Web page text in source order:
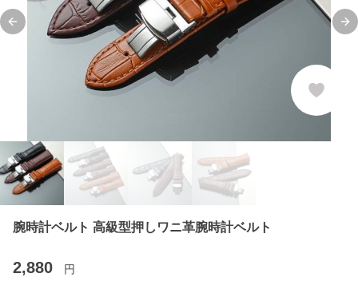
Previous slide
腕時計ベルト 高級型押しワニ革腕時計ベルト
2,880 円